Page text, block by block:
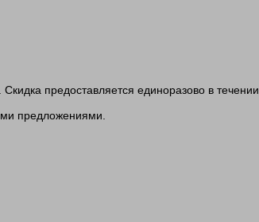
предоставляется единоразово в течении
предложениями.